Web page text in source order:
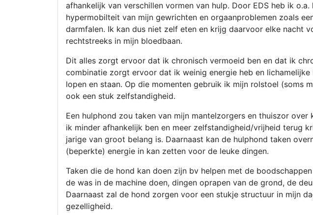
afhankelijk van verschillen vormen van hulp. Door EDS heb ik
hypermobilteit van mijn gewrichten en orgaanproblemen zoals
darmfalen. Ik kan dus niet zelf eten en krijg daarvoor elke nacht
rechtstreeks in mijn bloedbaan.
Dit alles zorgt ervoor dat ik chronisch vermoeid ben en dat ik
combinatie zorgt ervoor dat ik weinig energie heb en
lopen en staan. Op die momenten gebruik ik mijn rolstoel (soms
ook een stuk zelfstandigheid.
Een hulphond zou taken van mijn mantelzorgers en thuiszor over
ik minder afhankelijk ben en meer zelfstandigheid/vrijheid terug
jarige van groot belang is. Daarnaast kan de hulphond taken
(beperkte) energie in kan zetten voor de leuke dingen.
Taken die de hond kan doen zijn bv helpen met de
de was in de machine doen, dingen oprapen van de grond, de
Daarnaast zal de hond zorgen voor een stukje structuur in mijn
gezelligheid.